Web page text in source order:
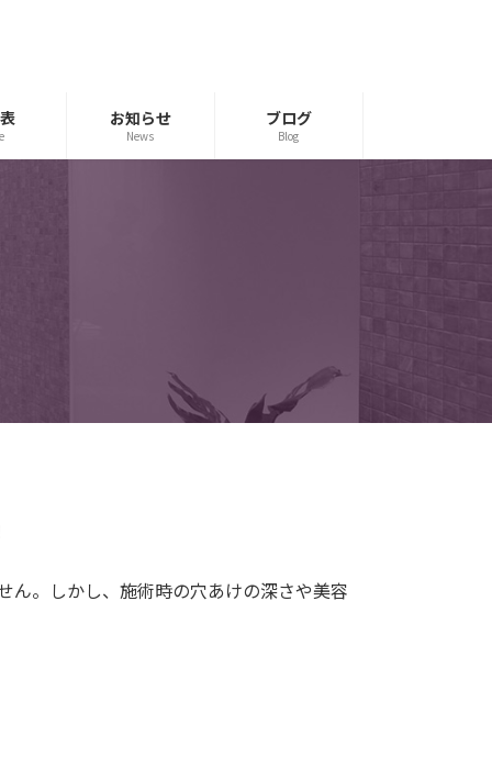
お知らせ
News
ブログ
Blog
ん。しかし、施術時の穴あけの深さや美容